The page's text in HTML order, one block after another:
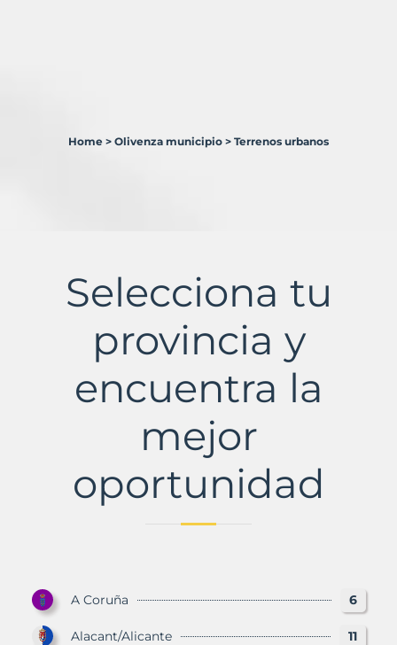
Murbalands
Home > Olivenza municipio > Terrenos urbanos
Selecciona tu
provincia y
encuentra la
mejor
oportunidad
A Coruña 6
Alacant/Alicante 11